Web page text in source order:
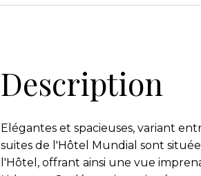
Description
Elégantes et spacieuses, variant
suites de l'Hôtel Mundial sont
l'Hôtel, offrant ainsi une vue